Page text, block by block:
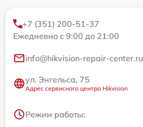
+7 (351) 200-51-37
Ежедневно с 9:00 до 21:00
info@hikvision-repair-center.ru
ул. Энгельса, 75
Адрес сервисного центра Hikvision
Режим работы: